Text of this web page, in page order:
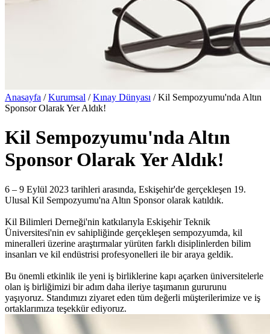
Anasayfa / Kurumsal / Kınay Dünyası /Kil Sempozyumu'nda Altın
Sponsor Olarak Yer Aldık!
Kil Sempozyumu'nda Altın
Sponsor Olarak Yer Aldık!
6 – 9 Eylül 2023 tarihleri arasında, Eskişehir'de gerçekleşen 19.
Ulusal Kil Sempozyumu'na Altın Sponsor olarak katıldık.
Kil Bilimleri Derneği'nin katkılarıyla Eskişehir Teknik
Üniversitesi'nin ev sahipliğinde gerçekleşen sempozyumda, kil
mineralleri üzerine araştırmalar yürüten farklı disiplinlerden bilim
insanları ve kil endüstrisi profesyonelleri ile bir araya geldik.
Bu önemli etkinlik ile yeni iş birliklerine kapı açarken üniversitelerle
olan iş birliğimizi bir adım daha ileriye taşımanın gururunu
yaşıyoruz. Standımızı ziyaret eden tüm değerli müşterilerimize ve iş
ortaklarımıza teşekkür ediyoruz.